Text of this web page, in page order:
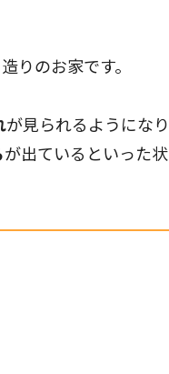
りのお家です。
が見られるようになり
が出ているといった状